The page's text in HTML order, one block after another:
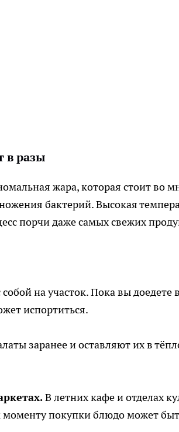
в разы
жара, которая стоит во
бактерий. Высокая
порчи даже самых свежих
на участок. Пока вы
испортиться.
заранее и оставляют их в
В летних кафе и отделах
моменту покупки блюдо может